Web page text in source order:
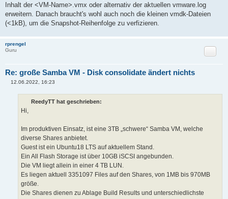
Inhalt der <VM-Name>.vmx oder alternativ der aktuellen vmware.log
erweitern. Danach braucht's wohl auch noch die kleinen vmdk-Dateien
(<1kB), um die Snapshot-Reihenfolge zu verfizieren.
rprengel
Guru
Re: große Samba VM - Disk consolidate ändert nichts
Zitat
12.06.2022, 16:23
ReedyTT hat geschrieben:
Hi,
Im produktiven Einsatz, ist eine 3TB „schwere“ Samba VM, welche
diverse Shares anbietet.
Guest ist ein Ubuntu18 LTS auf aktuellem Stand.
Ein All Flash Storage ist über 10GB iSCSI angebunden.
Die VM liegt allein in einer 4 TB LUN.
Es liegen aktuell 3351097 Files auf den Shares, von 1MB bis 970MB
größe.
Die Shares dienen zu Ablage Build Results und unterschiedlichste